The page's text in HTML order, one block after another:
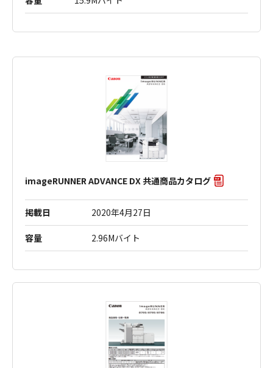
imageRUNNER ADVANCE DX 共通商品カタログ
掲載日 2020年4月27日
容量 2.96Mバイト